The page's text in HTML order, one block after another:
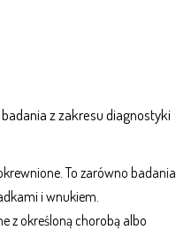
z zakresu diagnostyki
To zarówno badania
i wnukiem.
z określoną chorobą albo